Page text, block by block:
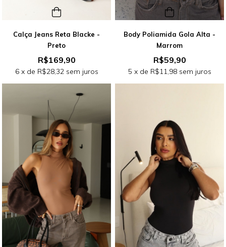
Calça Jeans Reta Blacke -
Preto
R$169,90
6 x de R$28,32 sem juros
Body Poliamida Gola Alta -
Marrom
R$59,90
5 x de R$11,98 sem juros